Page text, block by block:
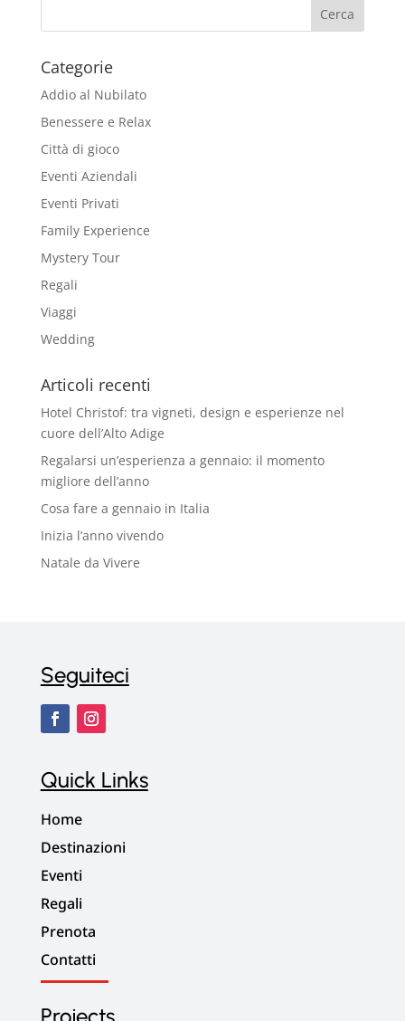
Categorie
Addio al Nubilato
Benessere e Relax
Città di gioco
Eventi Aziendali
Eventi Privati
Family Experience
Mystery Tour
Regali
Viaggi
Wedding
Articoli recenti
Hotel Christof: tra vigneti, design e esperienze nel
cuore dell’Alto Adige
Regalarsi un’esperienza a gennaio: il momento
migliore dell’anno
Cosa fare a gennaio in Italia
Inizia l’anno vivendo
Natale da Vivere
Seguiteci
Quick Links
Home
Destinazioni
Eventi
Regali
Prenota
Contatti